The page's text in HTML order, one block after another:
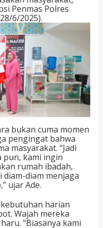
Penmas Polres
6/2025).
bukan cuma momen
pengingat bahwa
masyarakat. “Jadi
pun, kami ingin
rumah ibadah,
diam menjaga
ujar Ade.
harian
Wajah mereka
“Biasanya kami